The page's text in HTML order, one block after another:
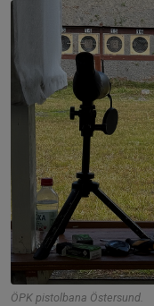
ÖPK pistolbana Östersund.